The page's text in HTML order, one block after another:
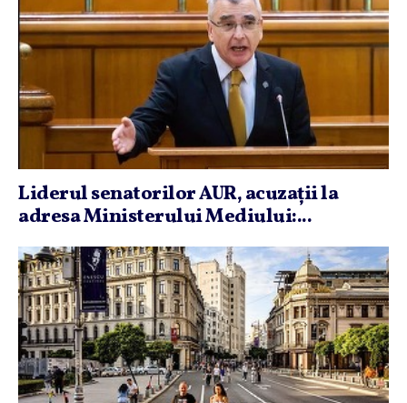
Liderul senatorilor AUR, acuzaţii la
adresa Ministerului Mediului:...